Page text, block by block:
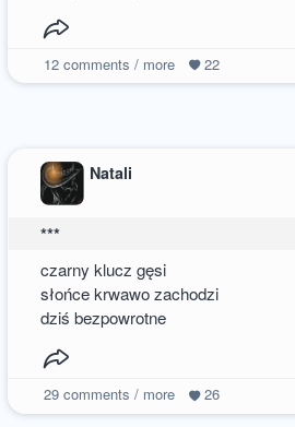
12comments / more 22
Natali
***
czarny klucz gęsi
słońce krwawo zachodzi
dziś bezpowrotne
29comments / more 26